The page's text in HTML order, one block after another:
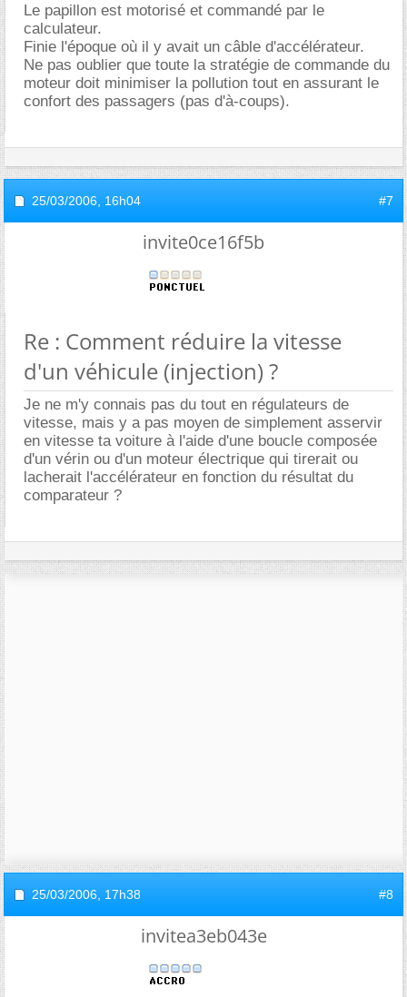
Le papillon est motorisé et commandé par le
calculateur.
Finie l'époque où il y avait un câble d'accélérateur.
Ne pas oublier que toute la stratégie de commande du
moteur doit minimiser la pollution tout en assurant le
confort des passagers (pas d'à-coups).
25/03/2006, 16h04 #7
invite0ce16f5b
Re : Comment réduire la vitesse
d'un véhicule (injection) ?
Je ne m'y connais pas du tout en régulateurs de
vitesse, mais y a pas moyen de simplement asservir
en vitesse ta voiture à l'aide d'une boucle composée
d'un vérin ou d'un moteur électrique qui tirerait ou
lacherait l'accélérateur en fonction du résultat du
comparateur ?
25/03/2006, 17h38 #8
invitea3eb043e